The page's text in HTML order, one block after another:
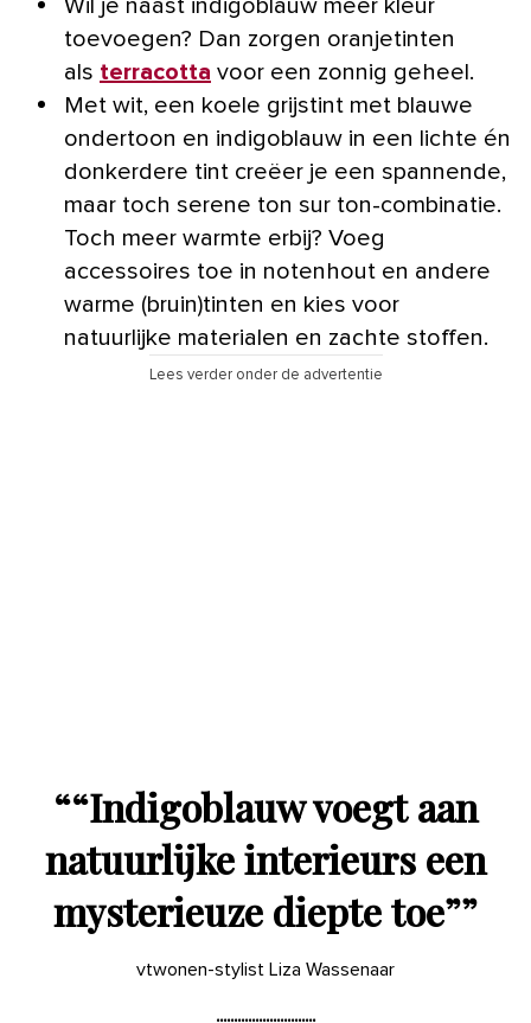
Wil je naast indigoblauw meer kleur
toevoegen? Dan zorgen oranjetinten
als terracotta voor een zonnig geheel.
Met wit, een koele grijstint met blauwe
ondertoon en indigoblauw in een lichte én
donkerdere tint creëer je een spannende,
maar toch serene ton sur ton-combinatie.
Toch meer warmte erbij? Voeg
accessoires toe in notenhout en andere
warme (bruin)tinten en kies voor
natuurlijke materialen en zachte stoffen.
Lees verder onder de advertentie
““Indigoblauw voegt aan
natuurlijke interieurs een
mysterieuze diepte toe””
vtwonen-stylist Liza Wassenaar